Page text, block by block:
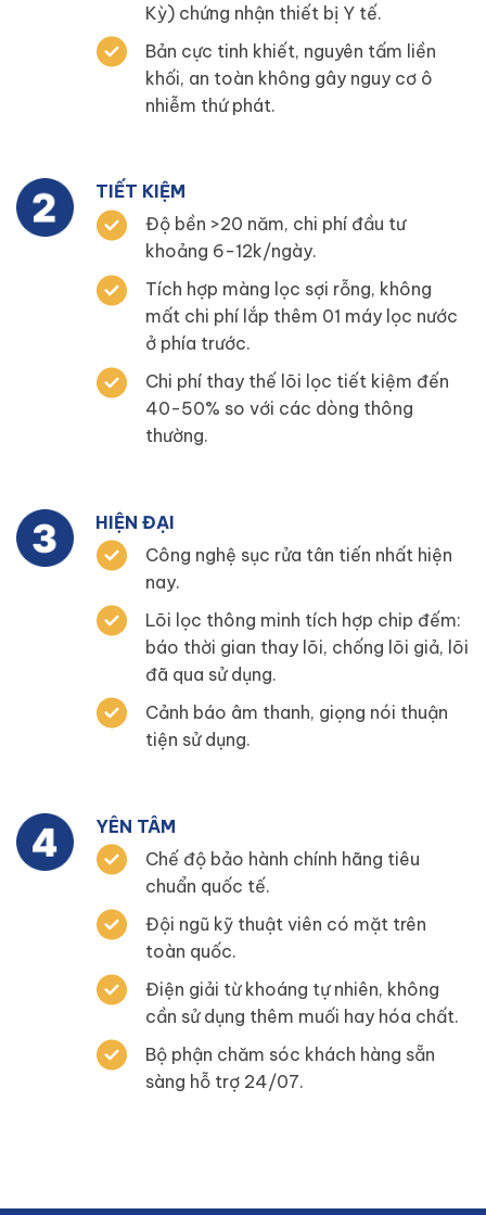
Kỳ) chứng nhận thiết bị Y tế.
Bản cực tinh khiết, nguyên tấm liền
khối, an toàn không gây nguy cơ ô
nhiễm thứ phát.
TIẾT KIỆM
Độ bền >20 năm, chi phí đầu tư
khoảng 6-12k/ngày.
Tích hợp màng lọc sợi rỗng, không
mất chi phí lắp thêm 01 máy lọc nước
ở phía trước.
Chi phí thay thế lõi lọc tiết kiệm đến
40-50% so với các dòng thông
thường.
HIỆN ĐẠI
Công nghệ sục rửa tân tiến nhất hiện
nay.
Lõi lọc thông minh tích hợp chip đếm:
báo thời gian thay lõi, chống lõi giả, lõi
đã qua sử dụng.
Cảnh báo âm thanh, giọng nói thuận
tiện sử dụng.
YÊN TÂM
Chế độ bảo hành chính hãng tiêu
chuẩn quốc tế.
Đội ngũ kỹ thuật viên có mặt trên
toàn quốc.
Điện giải từ khoáng tự nhiên, không
cần sử dụng thêm muối hay hóa chất.
Bộ phận chăm sóc khách hàng sẵn
sàng hỗ trợ 24/07.